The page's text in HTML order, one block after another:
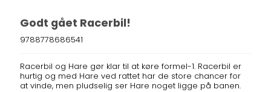
Godt gået Racerbil!
9788778686541
Racerbil og Hare gør klar til at køre formel-1. Racerbil er
hurtig og med Hare ved rattet har de store chancer for
at vinde, men pludselig ser Hare noget ligge på banen.